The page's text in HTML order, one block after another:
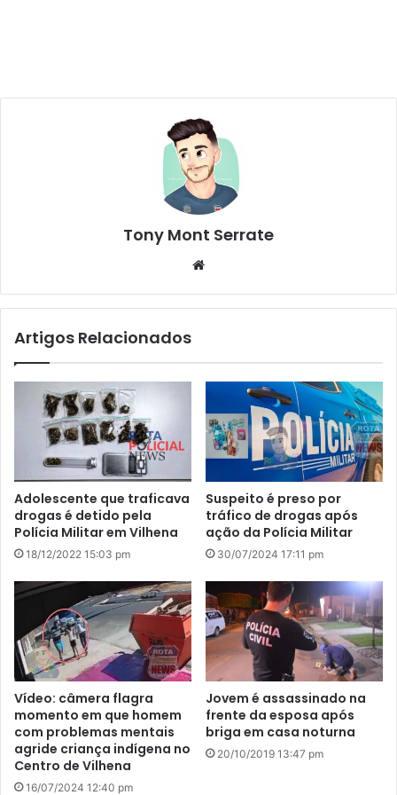
Tony Mont Serrate
te
Artigos Relacionados
Adolescente que traficava
drogas é detido pela
Polícia Militar em Vilhena
18/12/2022 15:03 pm
Suspeito é preso por
tráfico de drogas após
ação da Polícia Militar
30/07/2024 17:11 pm
Vídeo: câmera flagra
momento em que homem
com problemas mentais
agride criança indígena no
Centro de Vilhena
16/07/2024 12:40 pm
Jovem é assassinado na
frente da esposa após
briga em casa noturna
20/10/2019 13:47 pm